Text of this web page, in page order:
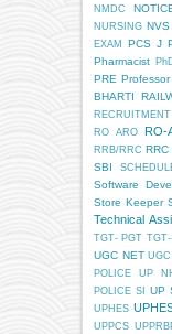
NMDC
NURSING NVS
EXAM
PCS J
Pharmacist
PRE Professor
BHARTI
RECRUITMENT
RO ARO RO-
RRB/RRC RRC
SBI
Software
Store Keeper
Technical
TGT- PGT
UGC NET
POLICE
UP
POLICE SI
UP
UPHES
UPPCS